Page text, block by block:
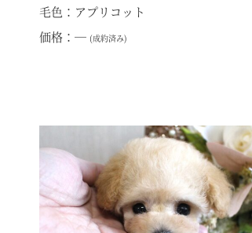
毛色：アプリコット
価格：― (成約済み)